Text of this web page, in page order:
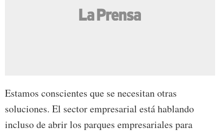
Estamos conscientes que se necesitan otras
soluciones. El sector empresarial está hablando
incluso de abrir los parques empresariales para